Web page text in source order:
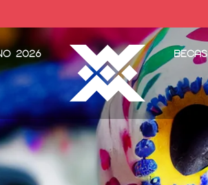
2026 Becas